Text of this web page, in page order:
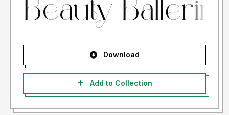
Please visit our store for more amazing fonts :
Thank you.
Download
Add to Collection